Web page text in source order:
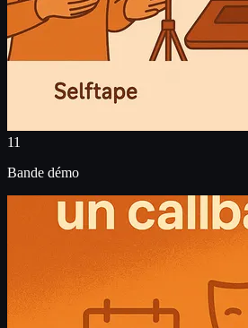
11
Bande démo